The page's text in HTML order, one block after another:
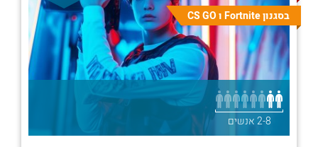
בסגנון Fortnite ו CS GO
2-8 אנשים